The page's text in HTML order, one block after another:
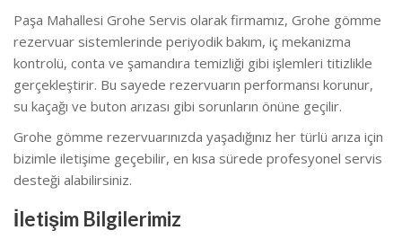
Paşa Mahallesi Grohe Servis olarak firmamız, Grohe gömme
rezervuar sistemlerinde periyodik bakım, iç mekanizma
kontrolü, conta ve şamandıra temizliği gibi işlemleri titizlikle
gerçekleştirir. Bu sayede rezervuarın performansı korunur,
su kaçağı ve buton arızası gibi sorunların önüne geçilir.
Grohe gömme rezervuarınızda yaşadığınız her türlü arıza için
bizimle iletişime geçebilir, en kısa sürede profesyonel servis
desteği alabilirsiniz.
İletişim Bilgilerimiz